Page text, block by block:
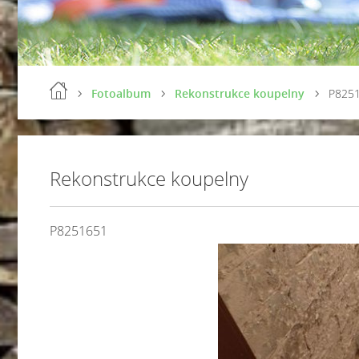
Fotoalbum Rekonstrukce koupelny
Rekonstrukce koupelny
P8251651